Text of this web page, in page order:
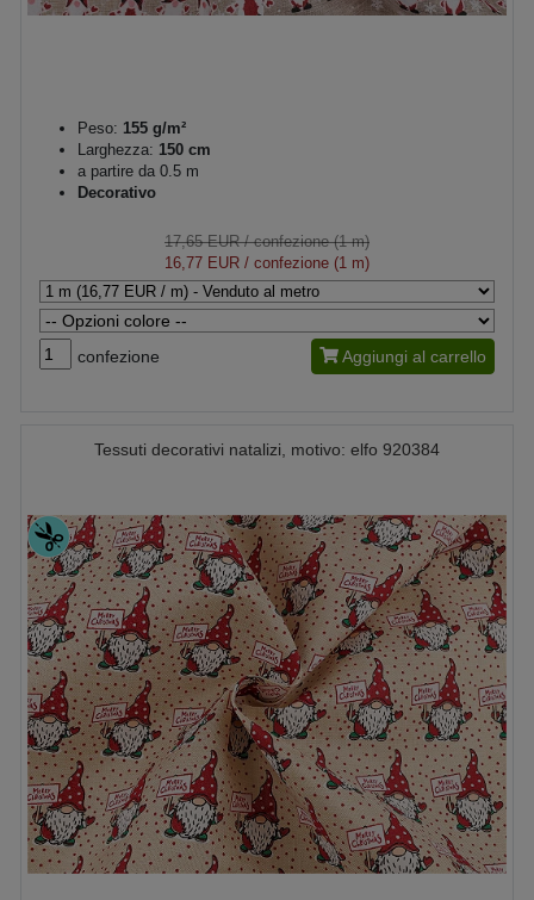
Peso: 155 g/m²
Larghezza: 150 cm
a partire da 0.5 m
Decorativo
17,65 EUR/ confezione (1 m)
16,77 EUR / confezione (1 m)
confezione Aggiungi al carrello
Tessuti decorativi natalizi, motivo: elfo 920384